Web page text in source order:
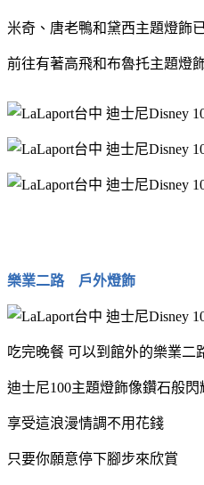
米奇、唐老鴨和黛西主題燈飾
前往有著高飛和布魯托主題燈
樂業二路 戶外燈飾
吃完晚餐 可以到館外的樂業二
迪士尼100主題燈飾像鑽石般閃
享受這浪漫情調不用花錢
只要你願意停下腳步來欣賞